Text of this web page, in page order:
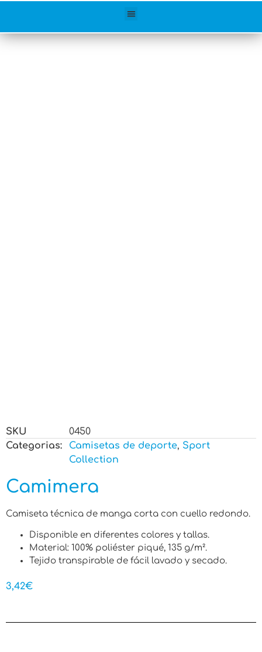
SKU
0450
Categorias:
Camisetas de deporte, Sport
Collection
Camimera
Camiseta técnica de manga corta con cuello redondo.
Disponible en diferentes colores y tallas.
Material: 100% poliéster piqué, 135 g/m².
Tejido transpirable de fácil lavado y secado.
3,42€